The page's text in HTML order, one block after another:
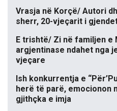
Vrasja në Korçë/ Autori
sherr, 20-vjeçarit i
E trishtë/ Zi në familjen e
argjentinase ndahet nga
vjeçare
Ish konkurrentja e
herë të parë, emocionon
gjithçka e imja